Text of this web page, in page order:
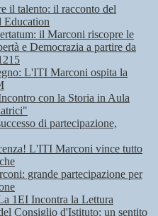
il talento: il racconto del
Education
il Marconi riscopre le
e Democrazia a partire da
L'ITI Marconi ospita la
con la Storia in Aula
di partecipazione,
L'ITI Marconi vince tutto
grande partecipazione per
1EI Incontra la Lettura
Consiglio d'Istituto: un sentito